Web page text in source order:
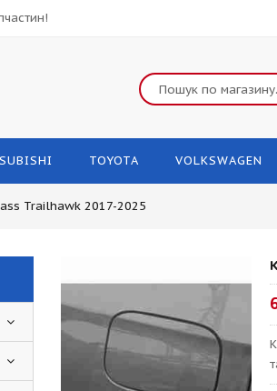
TOYOTA VOLKSWAGEN
Trailhawk 2017-2025